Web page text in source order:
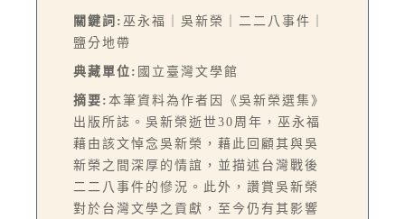
關鍵詞: 巫永福｜吳新榮｜二二八事件｜
鹽分地帶
典藏單位: 國立臺灣文學館
摘要: 本筆資料為作者因《吳新榮選集》
出版所誌。吳新榮逝世30周年，巫永福
藉由該文悼念吳新榮，藉此回顧其與吳
新榮之間深厚的情誼，並描述台灣戰後
二二八事件的慘況。此外，讚賞吳新榮
對於台灣文學之貢獻，至今仍有其影響